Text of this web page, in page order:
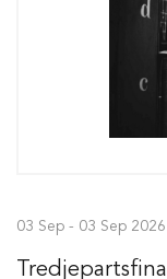
03 Sep - 03 Sep